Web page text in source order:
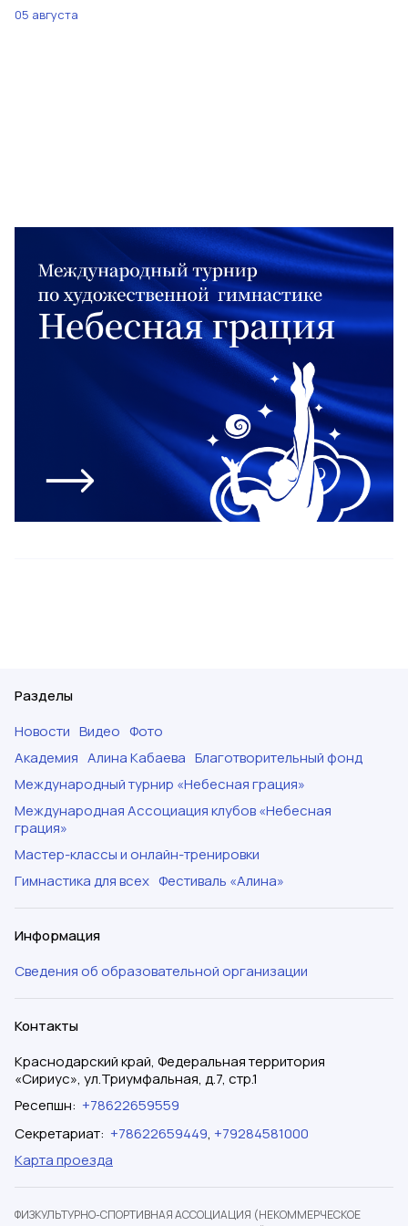
05 августа
Разделы
Новости Видео Фото
Академия Алина Кабаева Благотворительный фонд
Международный турнир «Небесная грация»
Международная Ассоциация клубов «Небесная
грация»
Мастер-классы и онлайн-тренировки
Гимнастика для всех Фестиваль «Алина»
Информация
Сведения об образовательной организации
Контакты
Краснодарский край, Федеральная территория
«Сириус», ул.Триумфальная, д.7, стр.1
Ресепшн: +78622659559
Секретариат: +78622659449, +79284581000
Карта проезда
ФИЗКУЛЬТУРНО-СПОРТИВНАЯ АССОЦИАЦИЯ (НЕКОММЕРЧЕСКОЕ